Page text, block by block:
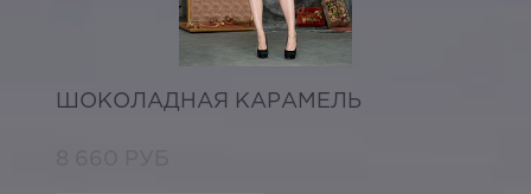
ШОКОЛАДНАЯ КАРАМЕЛЬ
8 660 РУБ